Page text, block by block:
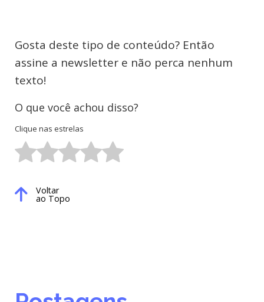
Gosta deste tipo de conteúdo? Então
assine a newsletter e não perca nenhum
texto!
O que você achou disso?
Clique nas estrelas
Voltar
ao Topo